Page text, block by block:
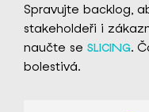
Spravujte backlog,
stakeholdeři i
naučte se SLICING.
bolestivá.